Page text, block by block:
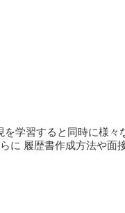
学習すると同時に様々
に 履歴書作成方法や面